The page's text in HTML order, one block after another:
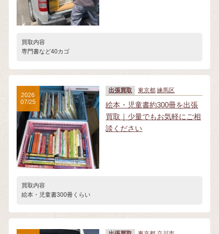
買取内容
専門書など40カゴ
出張買取 東京都 練馬区
絵本・児童書約300冊を出張
買取｜少量でもお気軽にご相
談ください
買取内容
絵本・児童書300冊くらい
2026
07/25